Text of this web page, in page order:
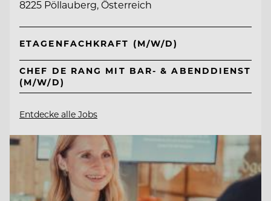
8225 Pöllauberg, Österreich
ETAGENFACHKRAFT (M/W/D)
CHEF DE RANG MIT BAR- & ABENDDIENST
(M/W/D)
Entdecke alle Jobs